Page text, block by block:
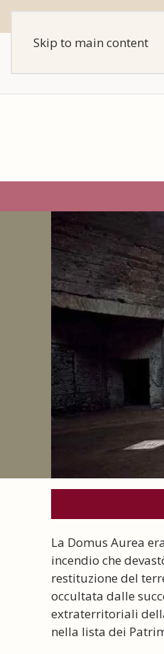
Skip to main content
La Domus Aurea
incendio che
restituzione del
occultata dalle
extraterritoriali
nella lista dei